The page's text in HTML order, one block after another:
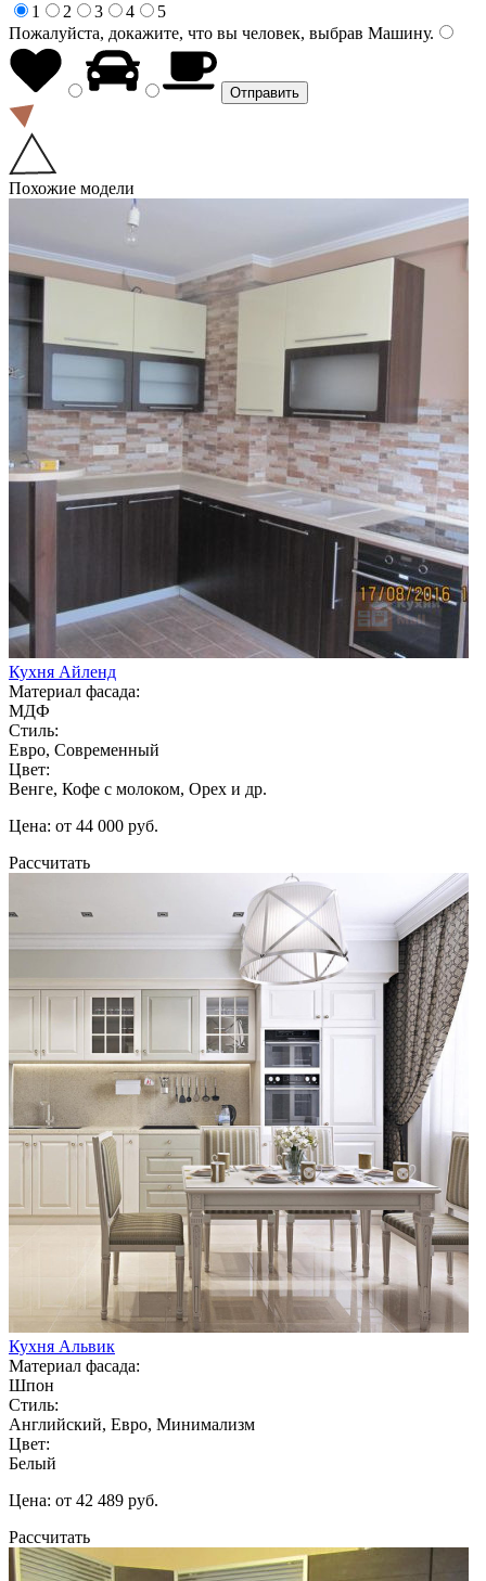
1
2 3 4
5
Пожалуйста, докажите, что вы человек, выбрав Машину.
Похожие модели
Кухня Айленд
Материал фасада:
МДФ
Стиль:
Евро, Современный
Цвет:
Венге, Кофе с молоком, Орех и др.
Цена: от 44 000 руб.
Рассчитать
Кухня Альвик
Материал фасада:
Шпон
Стиль:
Английский, Евро, Минимализм
Цвет:
Белый
Цена: от 42 489 руб.
Рассчитать